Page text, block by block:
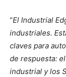
“El Industrial
industriales.
claves para
de respuesta:
industrial y los